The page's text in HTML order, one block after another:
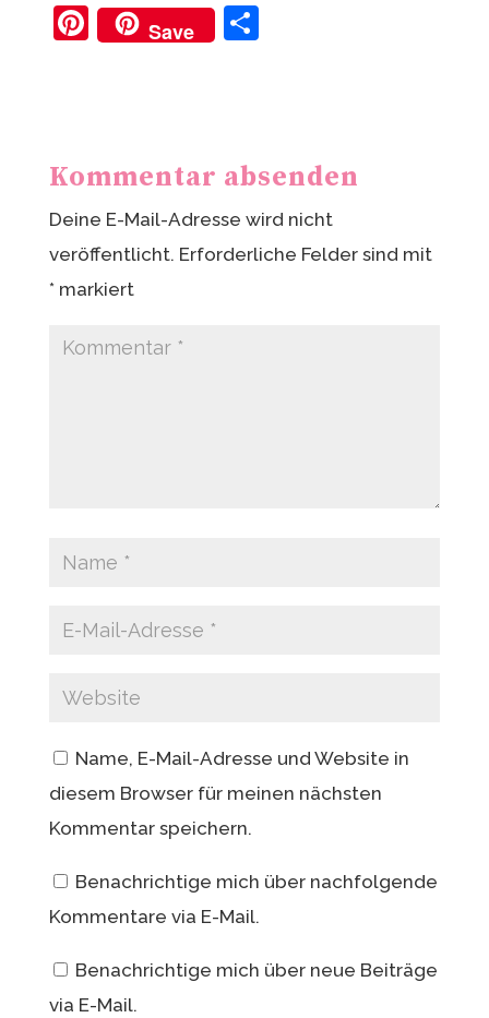
Pi
st
Save
T
Kommentar absenden
Deine E-Mail-Adresse wird nicht
veröffentlicht. Erforderliche Felder sind mit
*markiert
Name, E-Mail-Adresse und Website in
diesem Browser für meinen nächsten
Kommentar speichern.
Benachrichtige mich über nachfolgende
Kommentare via E-Mail.
Benachrichtige mich über neue Beiträge
via E-Mail.